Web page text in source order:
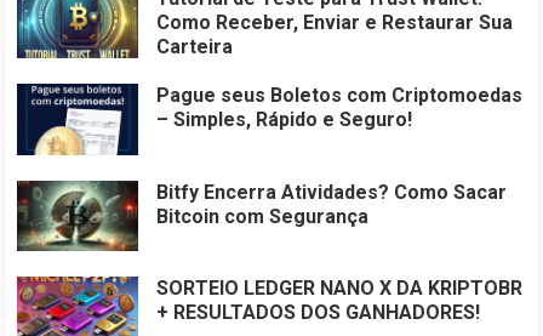
Como Receber, Enviar e Restaurar Sua
Carteira
Pague seus Boletos com Criptomoedas
– Simples, Rápido e Seguro!
Bitfy Encerra Atividades? Como Sacar
Bitcoin com Segurança
SORTEIO LEDGER NANO X DA KRIPTOBR
+ RESULTADOS DOS GANHADORES!